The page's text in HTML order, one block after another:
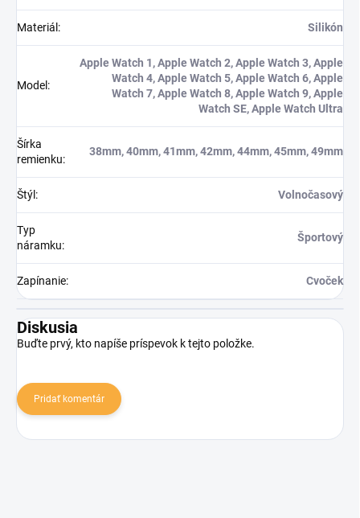
Materiál : Silikón
Model :
Apple Watch 1, Apple Watch 2, Apple Watch 3, Apple
Watch 4, Apple Watch 5, Apple Watch 6, Apple
Watch 7, Apple Watch 8, Apple Watch 9, Apple
Watch SE, Apple Watch Ultra
Šírka
remienku:
38mm, 40mm, 41mm, 42mm, 44mm, 45mm, 49mm
Štýl : Volnočasový
Typ
náramku:
Športový
Zapínanie: Cvoček
Diskusia
Buďte prvý, kto napíše príspevok k tejto položke.
Pridať komentár